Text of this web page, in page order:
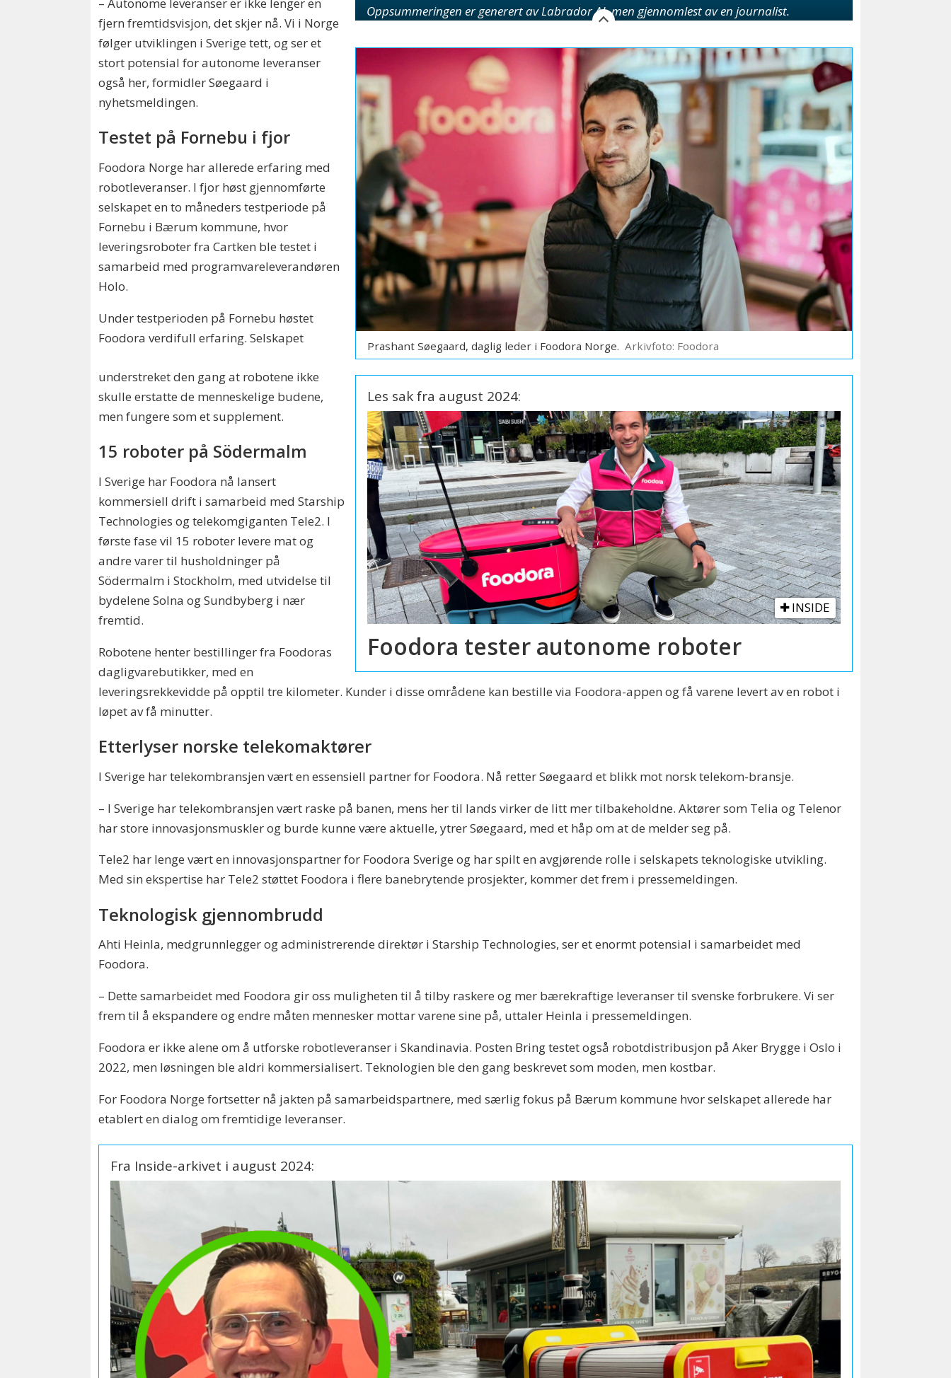
Oppsummeringen er generert av Labrador AI, men gjennomlest av en journalist.
Prashant Søegaard, daglig leder i Foodora Norge. Arkivfoto: Foodora
fjern fremtidsvisjon, det skjer nå. Vi i Norge
følger utviklingen i Sverige tett, og ser et
stort potensial for autonome leveranser
også her, formidler Søegaard i
nyhetsmeldingen.
Testet på Fornebu i fjor
Les sak fra august 2024:
INSIDE
Foodora tester autonome roboter
Foodora Norge har allerede erfaring med
robotleveranser. I fjor høst gjennomførte
selskapet en to måneders testperiode på
Fornebu i Bærum kommune, hvor
leveringsroboter fra Cartken ble testet i
samarbeid med programvareleverandøren
Holo.
Under testperioden på Fornebu høstet
Foodora verdifull erfaring. Selskapet
understreket den gang at robotene ikke
skulle erstatte de menneskelige budene,
men fungere som et supplement.
15 roboter på Södermalm
I Sverige har Foodora nå lansert
kommersiell drift i samarbeid med Starship
Technologies og telekomgiganten Tele2. I
første fase vil 15 roboter levere mat og
andre varer til husholdninger på
Södermalm i Stockholm, med utvidelse til
bydelene Solna og Sundbyberg i nær
fremtid.
Robotene henter bestillinger fra Foodoras
dagligvarebutikker, med en
leveringsrekkevidde på opptil tre kilometer. Kunder i disse områdene kan bestille via Foodora-appen og få varene levert av en robot i
løpet av få minutter.
Etterlyser norske telekomaktører
I Sverige har telekombransjen vært en essensiell partner for Foodora. Nå retter Søegaard et blikk mot norsk telekom-bransje.
– I Sverige har telekombransjen vært raske på banen, mens her til lands virker de litt mer tilbakeholdne. Aktører som Telia og Telenor
har store innovasjonsmuskler og burde kunne være aktuelle, ytrer Søegaard, med et håp om at de melder seg på.
Tele2 har lenge vært en innovasjonspartner for Foodora Sverige og har spilt en avgjørende rolle i selskapets teknologiske utvikling.
Med sin ekspertise har Tele2 støttet Foodora i flere banebrytende prosjekter, kommer det frem i pressemeldingen.
Teknologisk gjennombrudd
Ahti Heinla, medgrunnlegger og administrerende direktør i Starship Technologies, ser et enormt potensial i samarbeidet med
Foodora.
– Dette samarbeidet med Foodora gir oss muligheten til å tilby raskere og mer bærekraftige leveranser til svenske forbrukere. Vi ser
frem til å ekspandere og endre måten mennesker mottar varene sine på, uttaler Heinla i pressemeldingen.
Foodora er ikke alene om å utforske robotleveranser i Skandinavia. Posten Bring testet også robotdistribusjon på Aker Brygge i Oslo i
2022, men løsningen ble aldri kommersialisert. Teknologien ble den gang beskrevet som moden, men kostbar.
For Foodora Norge fortsetter nå jakten på samarbeidspartnere, med særlig fokus på Bærum kommune hvor selskapet allerede har
etablert en dialog om fremtidige leveranser.
Fra Inside-arkivet i august 2024: